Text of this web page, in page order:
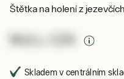
Štětka na holení z
NULL CZK
Skladem v centrálním